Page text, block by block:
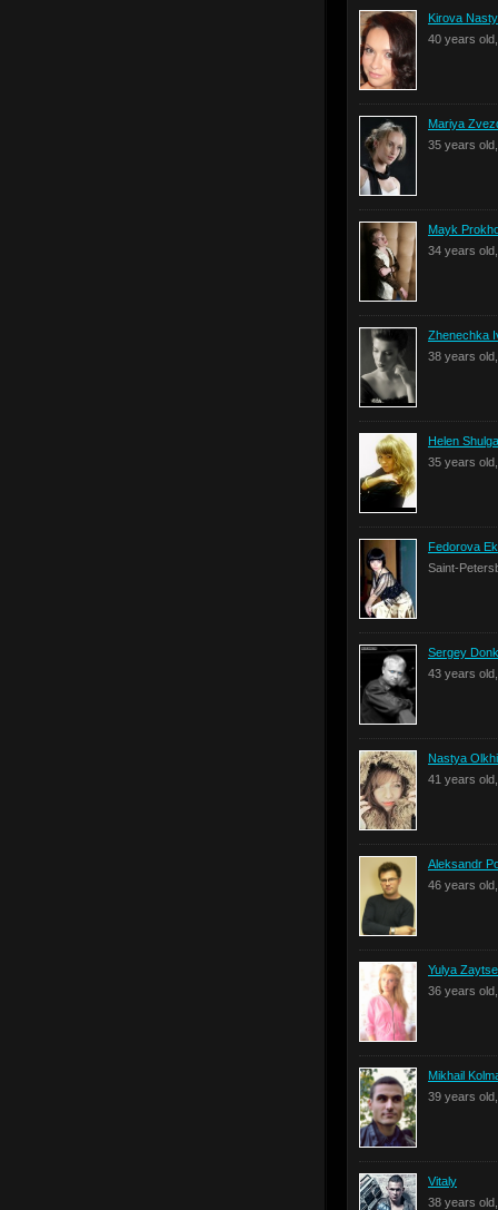
Kirova
40 years
Mariya
35 years
Mayk
34 years
Zhenechka
38 years
Helen Shulga
35 years
Fedorova
Saint-
Sergey
43 years
Nastya
41 years
Aleksandr
46 years
Yulya
36 years
Mikhail
39 years
Vitaly
38 years